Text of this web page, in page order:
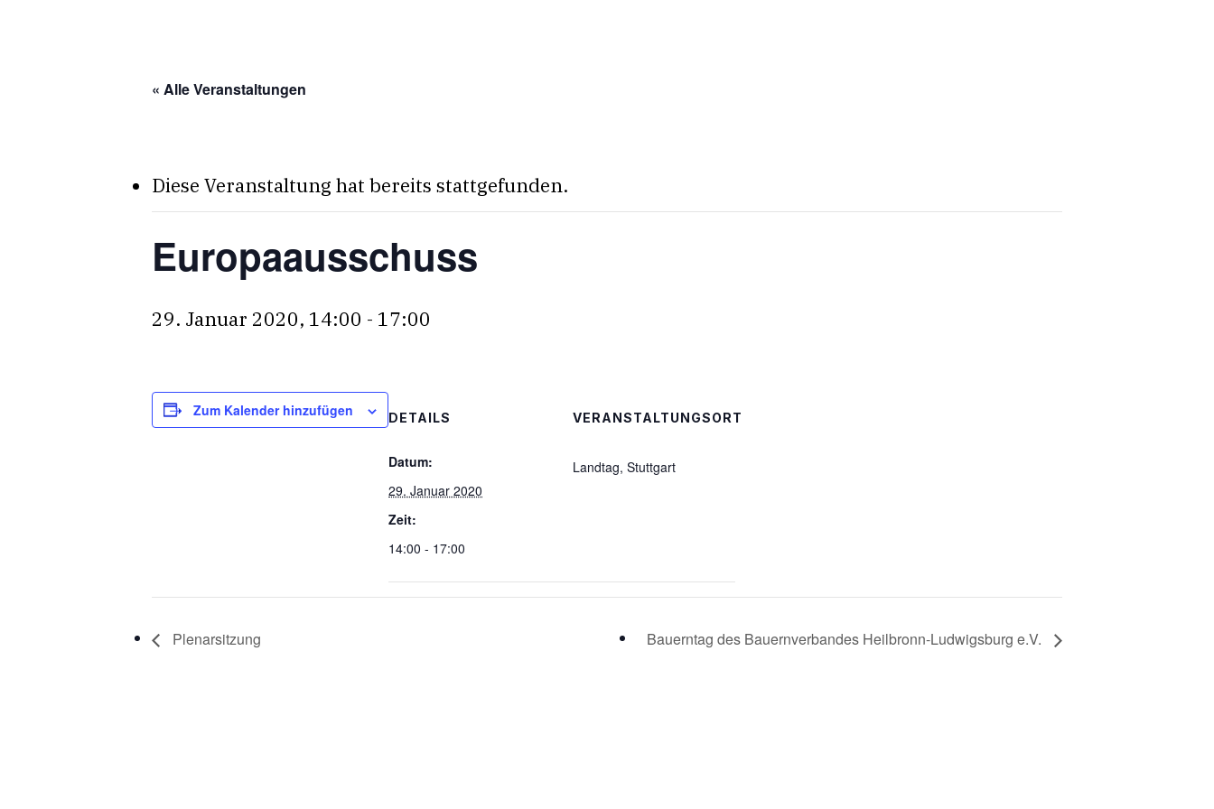
« Alle Veranstaltungen
Diese Veranstaltung hat bereits stattgefunden.
Europaausschuss
29. Januar 2020, 14:00 - 17:00
Zum Kalender hinzufügen DETAILS
Datum:
29. Januar 2020
Zeit:
14:00 - 17:00
VERANSTALTUNGSORT
Landtag, Stuttgart
Plenarsitzung Bauerntag des Bauernverbandes Heilbronn-Ludwigsburg e.V.